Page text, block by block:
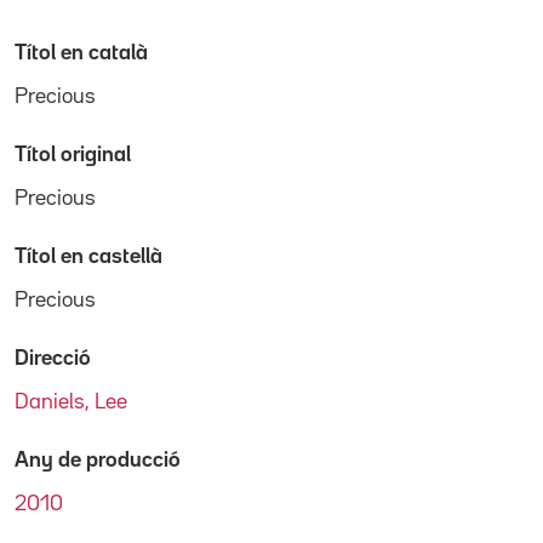
Títol en català
Precious
Títol original
Precious
Títol en castellà
Precious
Direcció
Daniels, Lee
Any de producció
2010